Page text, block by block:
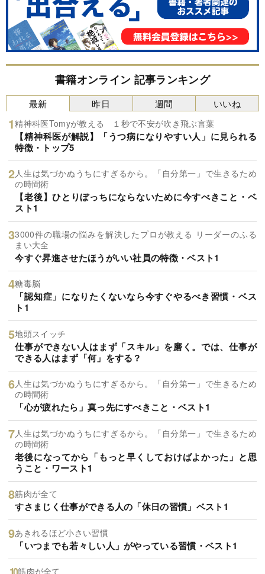
書籍オンライン 記事ランキング
最新
精神科医Tomyが教える １秒で不安が吹き飛ぶ言葉
【精神科医が解説】「うつ病になりやすい人」に見られる
特徴・トップ5
人生は気づかぬうちにすぎるから。「自分第一」で生きるため
の時間術
【老後】ひとりぼっちにならないために今すべきこと・ベ
スト1
3000件の職場の悩みを解決したプロが教える リーダーのふる
まい大全
今すぐ昇進させたほうがいい社員の特徴・ベスト1
糖毒脳
「認知症」になりたくないなら今すぐやるべき習慣・ベス
ト1
地頭スイッチ
仕事ができない人はまず「スキル」を磨く。では、仕事が
できる人はまず「何」をする？
人生は気づかぬうちにすぎるから。「自分第一」で生きるため
の時間術
「心が疲れたら」真っ先にすべきこと・ベスト1
人生は気づかぬうちにすぎるから。「自分第一」で生きるため
の時間術
老後になってから「もっと早くしておけばよかった」と思
うこと・ワースト1
筋肉が全て
すさまじく仕事ができる人の「休日の習慣」ベスト1
あきれるほど小さい習慣
「いつまでも若々しい人」がやっている習慣・ベスト1
筋肉が全て
昨日 週間 いいね